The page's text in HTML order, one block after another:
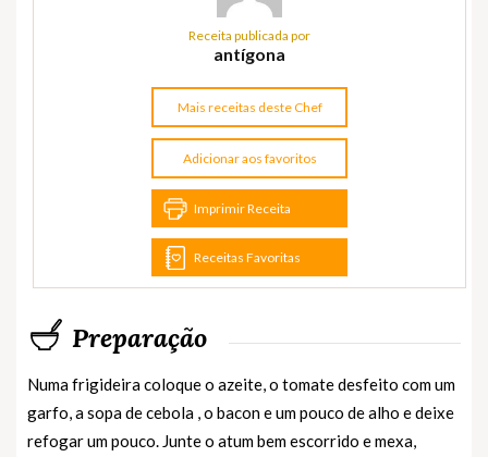
Receita publicada por
antígona
Mais receitas deste Chef
Adicionar aos favoritos
Imprimir Receita
Receitas Favoritas
Preparação
Numa frigideira coloque o azeite, o tomate desfeito com um
garfo, a sopa de cebola , o bacon e um pouco de alho e deixe
refogar um pouco. Junte o atum bem escorrido e mexa,